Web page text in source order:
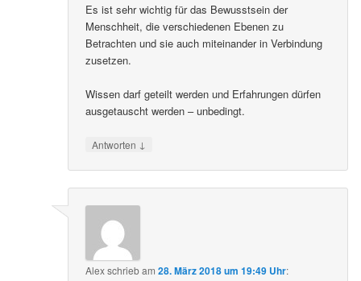
Es ist sehr wichtig für das Bewusstsein der
Menschheit, die verschiedenen Ebenen zu
Betrachten und sie auch miteinander in Verbindung
zusetzen.
Wissen darf geteilt werden und Erfahrungen dürfen
ausgetauscht werden – unbedingt.
Antworten ↓
Alexschriebam28. März 2018 um 19:49 Uhr: